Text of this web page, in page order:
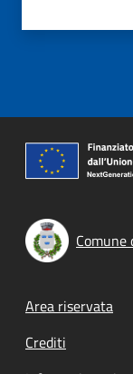
Comune
Footer
Area riservata
Crediti